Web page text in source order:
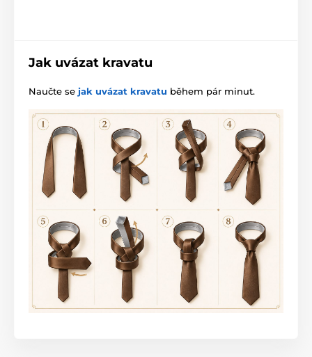
Jak uvázat kravatu
Naučte se jak uvázat kravatu během pár minut.